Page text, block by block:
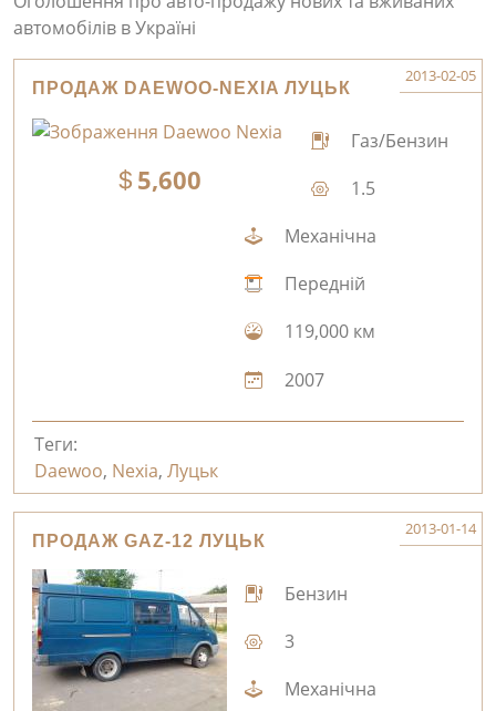
автомобілів в Україні
ПРОДАЖ DAEWOO-NEXIA ЛУЦЬК
2013-02-05
5,600
Газ/Бензин
1.5
Механічна
Передній
119,000 км
2007
Теги:
Daewoo, Nexia, Луцьк
ПРОДАЖ GAZ-12 ЛУЦЬК
2013-01-14
Бензин
3
Механічна